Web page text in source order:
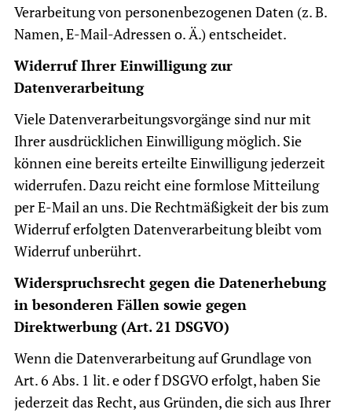
Verarbeitung von personenbezogenen Daten (z. B.
Namen, E-Mail-Adressen o. Ä.) entscheidet.
Widerruf Ihrer Einwilligung zur
Datenverarbeitung
Viele Datenverarbeitungsvorgänge sind nur mit
Ihrer ausdrücklichen Einwilligung möglich. Sie
können eine bereits erteilte Einwilligung jederzeit
widerrufen. Dazu reicht eine formlose Mitteilung
per E-Mail an uns. Die Rechtmäßigkeit der bis zum
Widerruf erfolgten Datenverarbeitung bleibt vom
Widerruf unberührt.
Widerspruchsrecht gegen die Datenerhebung
in besonderen Fällen sowie gegen
Direktwerbung (Art. 21 DSGVO)
Wenn die Datenverarbeitung auf Grundlage von
Art. 6 Abs. 1 lit. e oder f DSGVO erfolgt, haben Sie
jederzeit das Recht, aus Gründen, die sich aus Ihrer